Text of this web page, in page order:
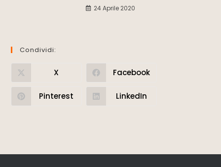
24 Aprile 2020
Condividi:
X Facebook
Pinterest LinkedIn